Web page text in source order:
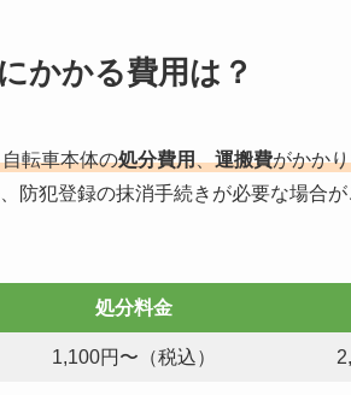
かかる費用は？
転車本体の処分費用、運搬費がかか
防犯登録の抹消手続きが必要な場合
処分料金
1,100円〜（税込）